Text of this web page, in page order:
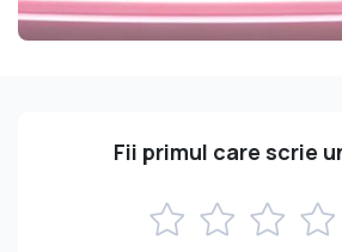
Fii primul care scrie